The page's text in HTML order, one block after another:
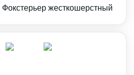
Фокстерьер жесткошерстный